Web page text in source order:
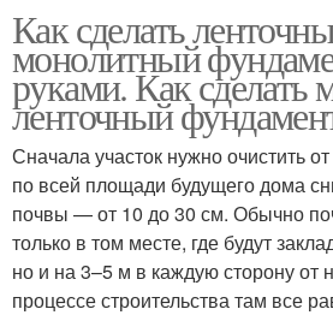
Как сделать
монолитный
руками. Как сделать
ленточный
Сначала участок нужно очистить
по всей площади будущего дома
почвы — от 10 до 30 см. Обычно
только в том месте, где будут
но и на 3–5 м в каждую сторону от
процессе строительства там все